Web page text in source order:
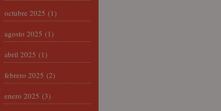
octubre 2025 (1)
agosto 2025 (1)
abril 2025 (1)
febrero 2025 (2)
enero 2025 (3)